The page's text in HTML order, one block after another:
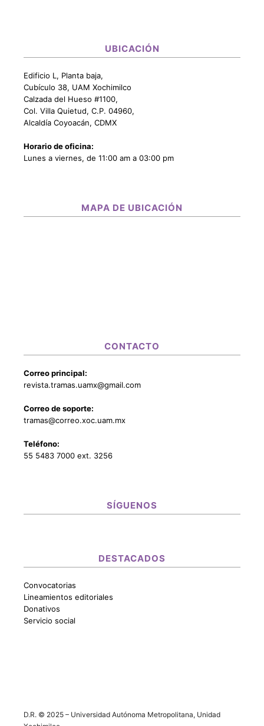
UBICACIÓN
Edificio L, Planta baja,
Cubículo 38, UAM Xochimilco
Calzada del Hueso #1100,
Col. Villa Quietud, C.P. 04960,
Alcaldía Coyoacán, CDMX
Horario de oficina:
Lunes a viernes, de 11:00 am a 03:00 pm
MAPA DE UBICACIÓN
CONTACTO
Correo principal:
revista.tramas.uamx@gmail.com
Correo de soporte:
tramas@correo.xoc.uam.mx
Teléfono:
55 5483 7000 ext. 3256
SÍGUENOS
DESTACADOS
Convocatorias
Lineamientos editoriales
Donativos
Servicio social
D.R. © 2025 – Universidad Autónoma Metropolitana, Unidad